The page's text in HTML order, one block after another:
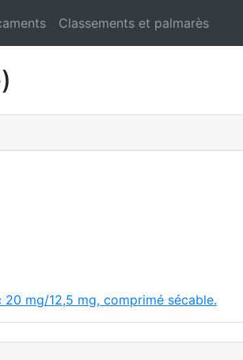
Classements et palmarès
mg/12,5 mg, comprimé sécable.